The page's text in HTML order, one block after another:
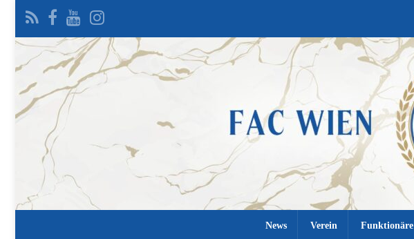
News Verein Funktionäre